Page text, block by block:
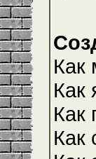
Как
Как
Как
Как